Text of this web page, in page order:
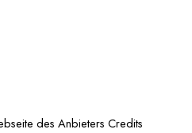
des Anbieters Credits